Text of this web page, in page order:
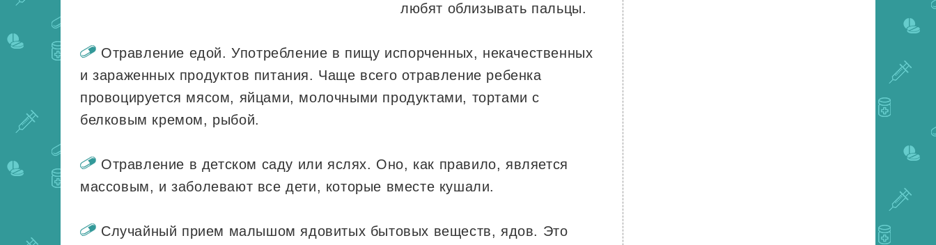
любят облизывать пальцы.
Отравление едой. Употребление в пищу испорченных, некачественных
и зараженных продуктов питания. Чаще всего отравление ребенка
провоцируется мясом, яйцами, молочными продуктами, тортами с
белковым кремом, рыбой.
Отравление в детском саду или яслях. Оно, как правило, является
массовым, и заболевают все дети, которые вместе кушали.
Случайный прием малышом ядовитых бытовых веществ, ядов. Это